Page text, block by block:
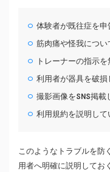
体験者が既往症を
筋肉痛や怪我につ
トレーナーの指示
利用者が器具を破損
撮影画像をSNS掲
利用規約を説明し
このようなトラブルを防
用者へ明確に説明してお